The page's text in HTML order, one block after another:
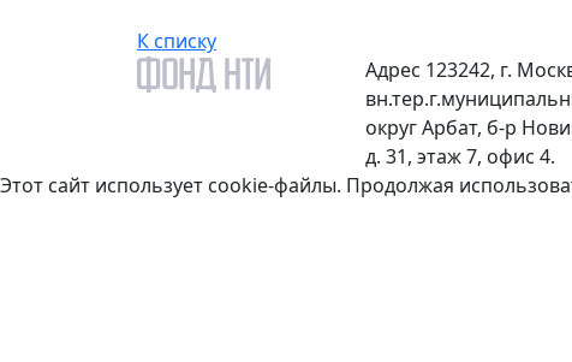
К списку
Адрес 123242, г.
округ Арбат, б-р
д. 31, этаж 7, офис 4.
Этот сайт использует cookie-файлы. Продолжая